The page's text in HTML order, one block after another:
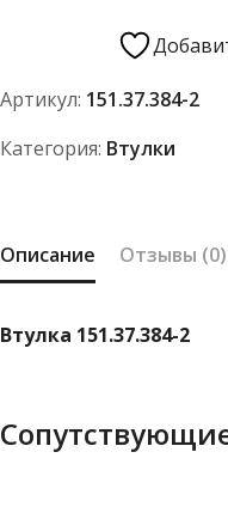
Артикул: 151.37.384-2
Категория: Втулки
Описание Отзывы (0)
Втулка 151.37.384-2